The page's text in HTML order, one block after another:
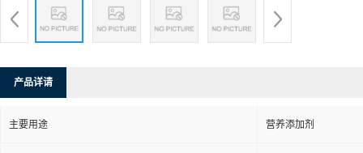
产品详请
主要用途 营养添加剂